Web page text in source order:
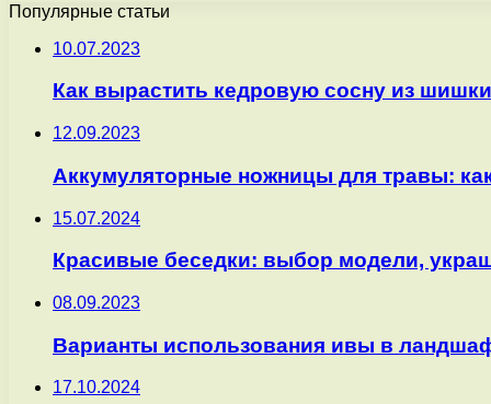
Популярные статьи
10.07.2023
Как вырастить кедровую сосну из шишки
12.09.2023
Аккумуляторные ножницы для травы:
15.07.2024
Красивые беседки: выбор модели,
08.09.2023
Варианты использования ивы в
17.10.2024